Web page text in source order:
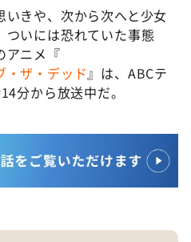
きや、次から次へと少女
いには恐れていた事態
ニメ『
・ザ・デッド』は、ABCテ
分から放送中だ。